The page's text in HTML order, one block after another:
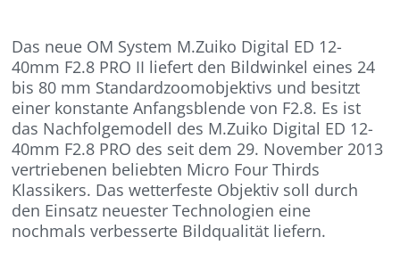
Das neue OM System M.Zuiko Digital ED 12-
40mm F2.8 PRO II liefert den Bildwinkel eines 24
bis 80 mm Standardzoomobjektivs und besitzt
einer konstante Anfangsblende von F2.8. Es ist
das Nachfolgemodell des M.Zuiko Digital ED 12-
40mm F2.8 PRO des seit dem 29. November 2013
vertriebenen beliebten Micro Four Thirds
Klassikers. Das wetterfeste Objektiv soll durch
den Einsatz neuester Technologien eine
nochmals verbesserte Bildqualität liefern.